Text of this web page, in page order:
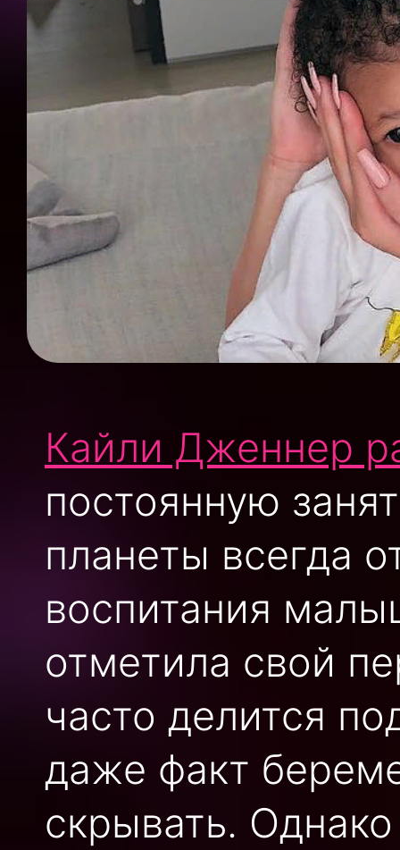
Кайли Дженнер
постоянную
планеты всегда
воспитания
отметила свой
часто делится
даже факт
скрывать.